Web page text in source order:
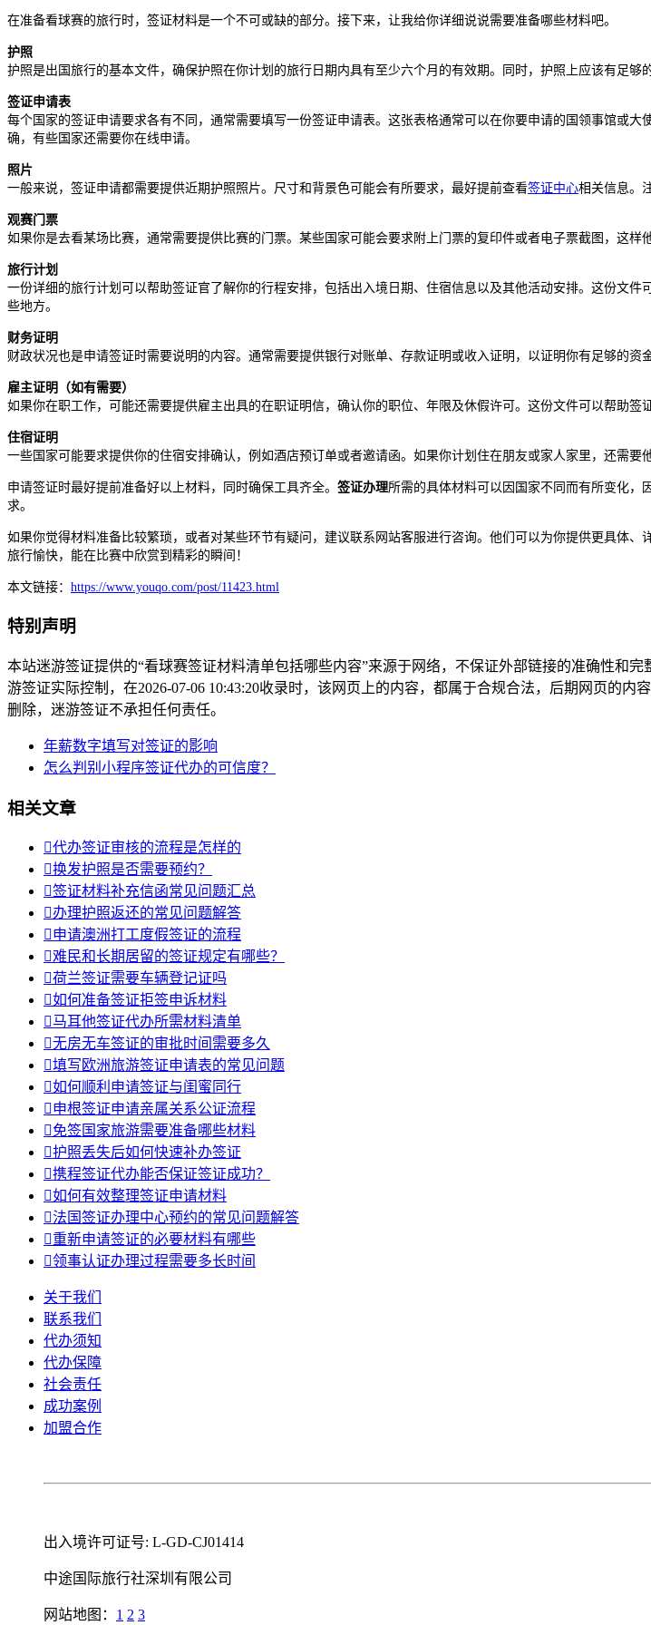
在准备看球赛的旅行时，签证材料是一个不可或缺的部分。接下来，让我给你详细说说需要准备哪些材料吧。
护照
护照是出国旅行的基本文件，确保护照在你计划的旅行日期内具有至少六个月的有效期。同时，护照上应该有足够
签证申请表
每个国家的签证申请要求各有不同，通常需要填写一份签证申请表。这张表格通常可以在你要申请的国领事馆或大
确，有些国家还需要你在线申请。
照片
一般来说，签证申请都需要提供近期护照照片。尺寸和背景色可能会有所要求，最好提前查看签证中心相关信息。
观赛门票
如果你是去看某场比赛，通常需要提供比赛的门票。某些国家可能会要求附上门票的复印件或者电子票截图，这样
旅行计划
一份详细的旅行计划可以帮助签证官了解你的行程安排，包括出入境日期、住宿信息以及其他活动安排。这份文
些地方。
财务证明
财政状况也是申请签证时需要说明的内容。通常需要提供银行对账单、存款证明或收入证明，以证明你有足够的资
雇主证明（如有需要）
如果你在职工作，可能还需要提供雇主出具的在职证明信，确认你的职位、年限及休假许可。这份文件可以帮助签
住宿证明
一些国家可能要求提供你的住宿安排确认，例如酒店预订单或者邀请函。如果你计划住在朋友或家人家里，还需要
申请签证时最好提前准备好以上材料，同时确保工具齐全。 签证办理所需的具体材料可以因国家不同而有所变化，
求。
如果你觉得材料准备比较繁琐，或者对某些环节有疑问，建议联系网站客服进行咨询。他们可以为你提供更具体、
旅行愉快，能在比赛中欣赏到精彩的瞬间！
本文链接： https://www.youqo.com/post/11423.html
特别声明
本站迷游签证提供的“看球赛签证材料清单包括哪些内容”来源于网络，不保证外部链接的准确性和
游签证实际控制，在2026-07-06 10:43:20收录时，该网页上的内容，都属于合规合法，后期网页的内
删除，迷游签证不承担任何责任。
年薪数字填写对签证的影响
怎么判别小程序签证代办的可信度？
相关文章
代办签证审核的流程是怎样的
换发护照是否需要预约？
签证材料补充信函常见问题汇总
办理护照返还的常见问题解答
申请澳洲打工度假签证的流程
难民和长期居留的签证规定有哪些？
荷兰签证需要车辆登记证吗
如何准备签证拒签申诉材料
马耳他签证代办所需材料清单
无房无车签证的审批时间需要多久
填写欧洲旅游签证申请表的常见问题
如何顺利申请签证与闺蜜同行
申根签证申请亲属关系公证流程
免签国家旅游需要准备哪些材料
护照丢失后如何快速补办签证
携程签证代办能否保证签证成功？
如何有效整理签证申请材料
法国签证办理中心预约的常见问题解答
重新申请签证的必要材料有哪些
领事认证办理过程需要多长时间
关于我们
联系我们
代办须知
代办保障
社会责任
成功案例
加盟合作
出入境许可证号: L-GD-CJ01414
中途国际旅行社深圳有限公司
网站地图： 1 2 3